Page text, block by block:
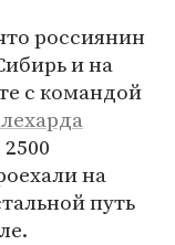
россиянин
и на
с командой
на
путь